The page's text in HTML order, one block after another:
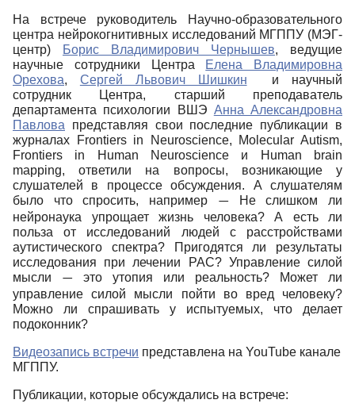
На встрече руководитель Научно-образовательного
центра нейрокогнитивных исследований МГППУ (МЭГ-
центр)
Борис Владимирович Чернышев, ведущие
научные сотрудники Центра
Елена Владимировна
Орехова, Сергей Львович Шишкин и научный
сотрудник Центра, старший преподаватель
департамента психологии ВШЭ Анна Александровна
Павлова представляя свои последние публикации в
журналах Frontiers in Neuroscience, Molecular Autism,
Frontiers in Human Neuroscience и Human brain
mapping, ответили на вопросы, возникающие у
слушателей в процессе обсуждения. А слушателям
было что спросить, например
—Не слишком ли
нейронаука упрощает жизнь человека? А есть ли
польза от исследований людей с расстройствами
аутистического спектра? Пригодятся ли результаты
исследования при лечении РАС? Управление силой
мысли — это утопия или реальность? Может ли
управление силой мысли пойти во вред человеку?
Можно ли спрашивать у испытуемых, что делает
подоконник?
Видеозапись встречи представлена на YouTube канале
МГППУ.
Публикации, которые обсуждались на встрече: